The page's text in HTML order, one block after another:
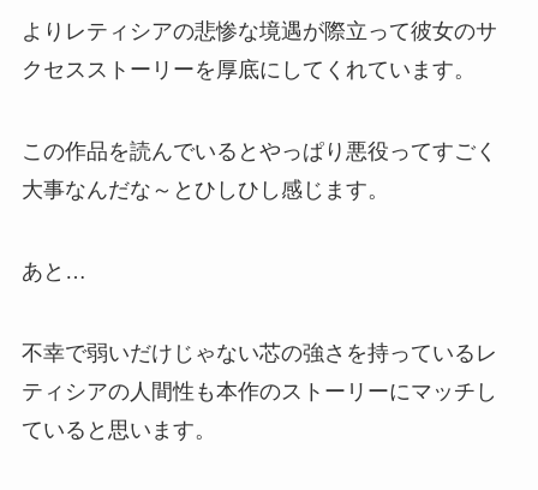
よりレティシアの悲惨な境遇が際立って彼女のサ
クセスストーリーを厚底にしてくれています。
この作品を読んでいるとやっぱり悪役ってすごく
大事なんだな～とひしひし感じます。
あと…
不幸で弱いだけじゃない芯の強さを持っているレ
ティシアの人間性も本作のストーリーにマッチし
ていると思います。